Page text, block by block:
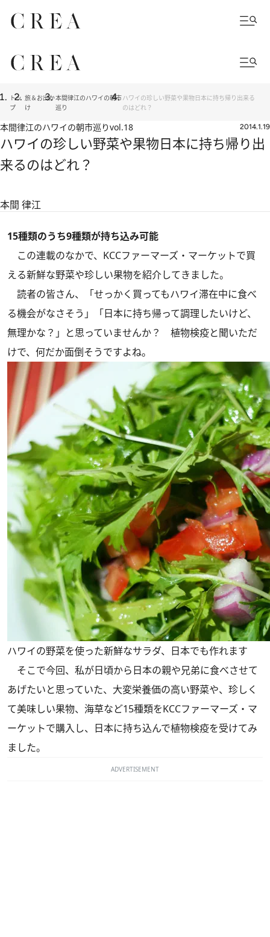
トッ
プ
旅＆お出か
け
本間律江のハワイの朝市
巡り
ハワイの珍しい野菜や果物日本に持ち帰り出来る
のはどれ？
本間律江のハワイの朝市巡りvol.18 2014.1.19
ハワイの珍しい野菜や果物日本に持ち帰り出
来るのはどれ？
本間 律江
15種類のうち9種類が持ち込み可能
この連載のなかで、KCCファーマーズ・マーケットで買
える新鮮な野菜や珍しい果物を紹介してきました。
読者の皆さん、「せっかく買ってもハワイ滞在中に食べ
る機会がなさそう」「日本に持ち帰って調理したいけど、
無理かな？」と思っていませんか？ 植物検疫と聞いただ
けで、何だか面倒そうですよね。
ハワイの野菜を使った新鮮なサラダ、日本でも作れます
そこで今回、私が日頃から日本の親や兄弟に食べさせて
あげたいと思っていた、大変栄養価の高い野菜や、珍しく
て美味しい果物、海草など15種類をKCCファーマーズ・マ
ーケットで購入し、日本に持ち込んで植物検疫を受けてみ
ました。
ADVERTISEMENT